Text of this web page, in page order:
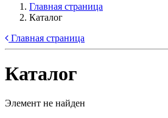
Главная страница
Каталог
Главная страница
Каталог
Элемент не найден